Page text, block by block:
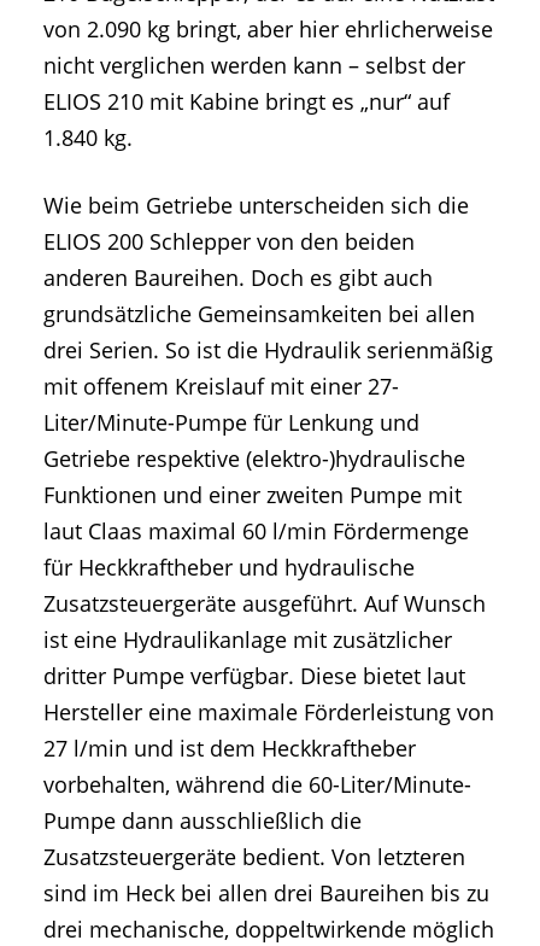
von 2.090 kg bringt, aber hier ehrlicherweise
nicht verglichen werden kann – selbst der
ELIOS 210 mit Kabine bringt es „nur“ auf
1.840 kg.
Wie beim Getriebe unterscheiden sich die
ELIOS 200 Schlepper von den beiden
anderen Baureihen. Doch es gibt auch
grundsätzliche Gemeinsamkeiten bei allen
drei Serien. So ist die Hydraulik serienmäßig
mit offenem Kreislauf mit einer 27-
Liter/Minute-Pumpe für Lenkung und
Getriebe respektive (elektro-)hydraulische
Funktionen und einer zweiten Pumpe mit
laut Claas maximal 60 l/min Fördermenge
für Heckkraftheber und hydraulische
Zusatzsteuergeräte ausgeführt. Auf Wunsch
ist eine Hydraulikanlage mit zusätzlicher
dritter Pumpe verfügbar. Diese bietet laut
Hersteller eine maximale Förderleistung von
27 l/min und ist dem Heckkraftheber
vorbehalten, während die 60-Liter/Minute-
Pumpe dann ausschließlich die
Zusatzsteuergeräte bedient. Von letzteren
sind im Heck bei allen drei Baureihen bis zu
drei mechanische, doppeltwirkende möglich